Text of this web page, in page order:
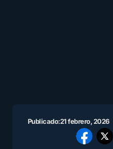
Publicado:21 febrero, 2026